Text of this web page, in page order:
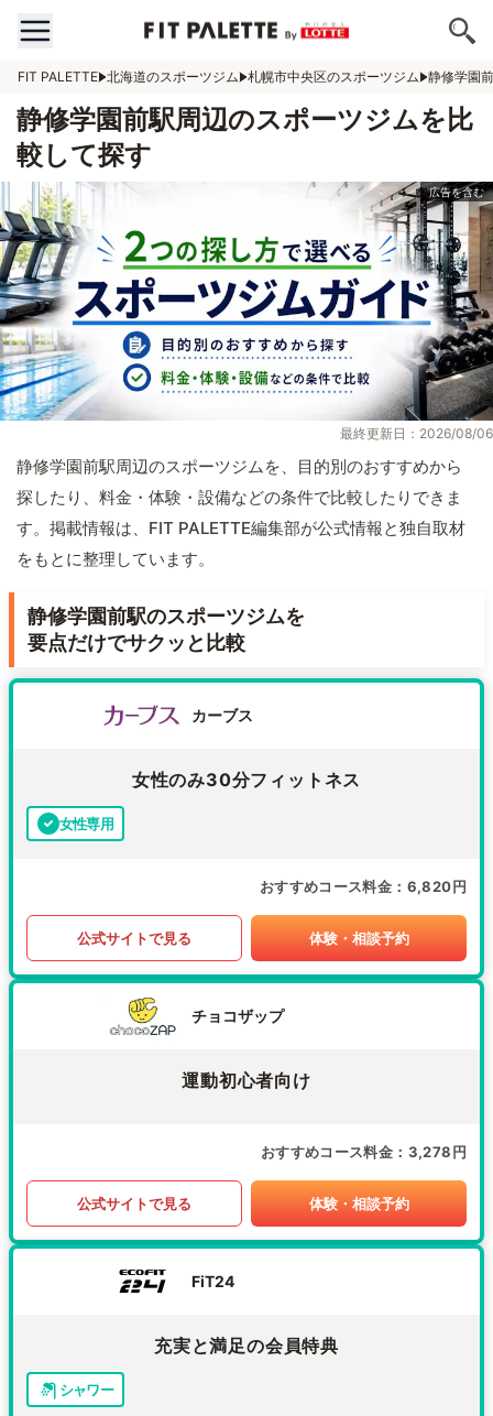
FIT PALETTE 北海道のスポーツジム 札幌市中央区のスポーツジム 静修学園
静修学園前駅周辺のスポーツジムを比
較して探す
最終更新日：2026/08/06
静修学園前駅周辺のスポーツジムを、目的別のおすすめから
探したり、料金・体験・設備などの条件で比較したりできま
す。掲載情報は、FIT PALETTE編集部が公式情報と独自取材
をもとに整理しています。
静修学園前駅のスポーツジムを
要点だけでサクッと比較
カーブス
女性のみ30分フィットネス
女性専用
おすすめコース料金 6,820円
公式サイトで見る 体験・相談予約
チョコザップ
運動初心者向け
おすすめコース料金 3,278円
公式サイトで見る 体験・相談予約
FiT24
充実と満足の会員特典
シャワー